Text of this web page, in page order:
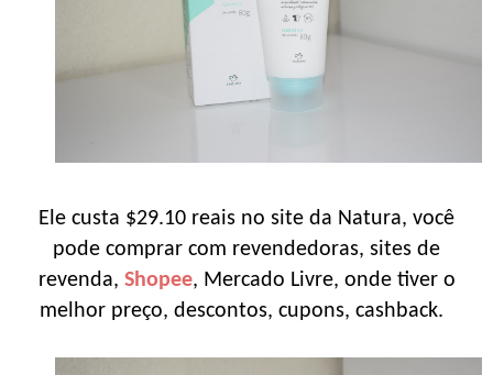
Ele custa $29.10 reais no site da Natura, você
pode comprar com revendedoras, sites de
revenda, Shopee, Mercado Livre, onde tiver o
melhor preço, descontos, cupons, cashback.